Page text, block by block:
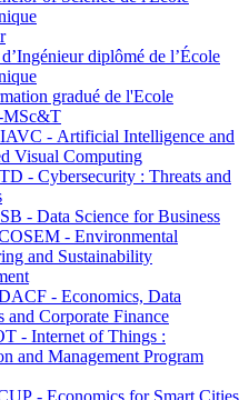
diplômé de l’École
gradué de l'Ecole
MSc&T
- Artificial Intelligence and
Visual Computing
- Cybersecurity : Threats and
- Data Science for Business
- Environmental
and Sustainability
- Economics, Data
and Corporate Finance
- Internet of Things :
and Management Program
- Economics for Smart Cities